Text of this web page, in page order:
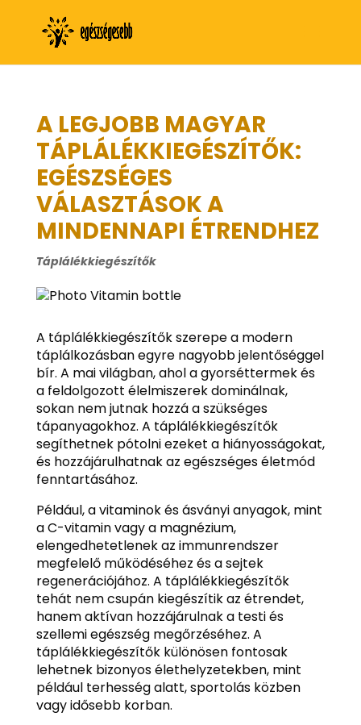
A LEGJOBB MAGYAR
TÁPLÁLÉKKIEGÉSZÍTŐK:
EGÉSZSÉGES
VÁLASZTÁSOK A
MINDENNAPI ÉTRENDHEZ
Táplálékkiegészítők
A táplálékkiegészítők szerepe a modern
táplálkozásban egyre nagyobb jelentőséggel
bír. A mai világban, ahol a gyorséttermek és
a feldolgozott élelmiszerek dominálnak,
sokan nem jutnak hozzá a szükséges
tápanyagokhoz. A táplálékkiegészítők
segíthetnek pótolni ezeket a hiányosságokat,
és hozzájárulhatnak az egészséges életmód
fenntartásához.
Például, a vitaminok és ásványi anyagok, mint
a C-vitamin vagy a magnézium,
elengedhetetlenek az immunrendszer
megfelelő működéséhez és a sejtek
regenerációjához. A táplálékkiegészítők
tehát nem csupán kiegészítik az étrendet,
hanem aktívan hozzájárulnak a testi és
szellemi egészség megőrzéséhez. A
táplálékkiegészítők különösen fontosak
lehetnek bizonyos élethelyzetekben, mint
például terhesség alatt, sportolás közben
vagy idősebb korban.